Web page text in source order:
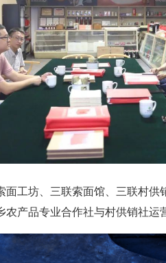
工坊、三联索面馆、三联村供
产品专业合作社与村供销社运